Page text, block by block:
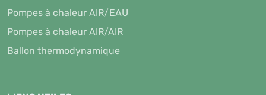
Pompes à chaleur AIR/EAU
Pompes à chaleur AIR/AIR
Ballon thermodynamique